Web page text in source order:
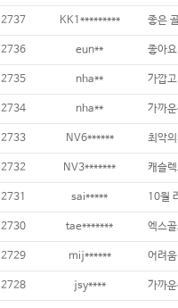
2737 KK1********* 좋은
2736 eun** 좋아요
2735 nha** 가깝
2734 nha** 가까
2733 NV6****** 최악
2732 NV3******* 캐슬
2731 sai***** 10월
2730 tae*******
2729 mij****** 어려움
2728 jsy****